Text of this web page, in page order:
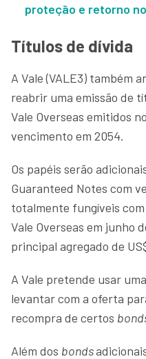
proteção e retorno
Títulos de dívida
A Vale (VALE3) também
reabrir uma emissão de
Vale Overseas emitidos
vencimento em 2054.
Os papéis serão
Guaranteed Notes com
totalmente fungíveis
Vale Overseas em junho
principal agregado de
A Vale pretende usar
levantar com a oferta
recompra de certos
Além dos bonds